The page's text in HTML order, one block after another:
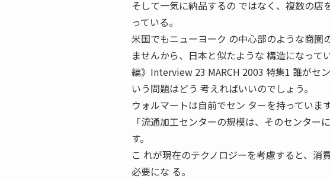
そして一気に納品するの ではなく、複数の
っている。
米国でもニューヨーク の中心部のような商圏
ませんから、日本と似たような 構造になっ
編》Interview 23 MARCH 2003 特集1 誰がセ
いう問題はどう 考えればいいのでしょう。
ウォルマートは自前でセン ターを持っています
「流通加工センターの規模は、そのセンタ
す。
こ れが現在のテクノロジーを考慮すると、
必要にな る。